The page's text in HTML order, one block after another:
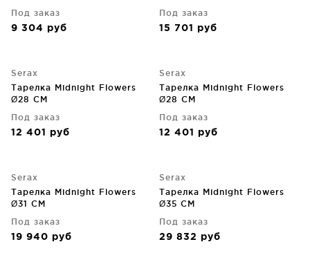
Под заказ
9 304 руб
Под заказ
15 701 руб
Serax
Тарелка Midnight Flowers
Ø28 CM
Под заказ
12 401 руб
Serax
Тарелка Midnight Flowers
Ø28 CM
Под заказ
12 401 руб
Serax
Тарелка Midnight Flowers
Ø31 CM
Под заказ
19 940 руб
Serax
Тарелка Midnight Flowers
Ø35 CM
Под заказ
29 832 руб